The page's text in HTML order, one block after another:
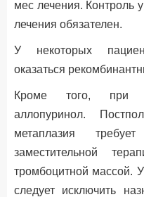
мес лечения. Контроль
лечения обязателен.
У некоторых
оказаться
Кроме того, при
аллопуринол.
метаплазия
заместительной
тромбоцитной массой.
следует исключить